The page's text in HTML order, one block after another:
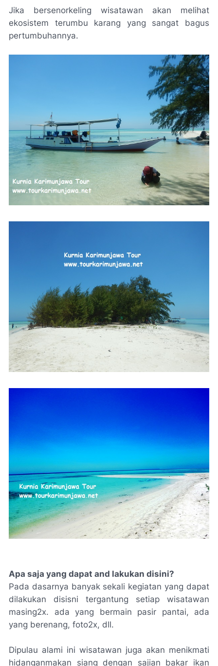
Jika bersenorkeling wisatawan akan melihat
ekosistem terumbu karang yang sangat bagus
pertumbuhannya.
Apa saja yang dapat and lakukan disini?
Pada dasarnya banyak sekali kegiatan yang dapat
dilakukan disisni tergantung setiap wisatawan
masing2x. ada yang bermain pasir pantai, ada
yang berenang, foto2x, dll.
Dipulau alami ini wisatawan juga akan menikmati
hidanganmakan siang dengan sajian bakar ikan